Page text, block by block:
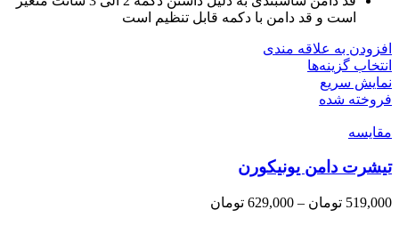
است و قد دامن با دکمه قابل تنظیم است
افزودن به علاقه مندی
انتخاب گزینه‌ها
باشد.
نمایش سریع
فروخته شده
مقايسه
تیشرت دامن یونیکورن
519,000 تومان –
629,000 تومان